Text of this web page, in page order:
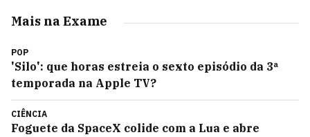
Mais na Exame
POP
'Silo': que horas estreia o sexto episódio da 3ª
temporada na Apple TV?
CIÊNCIA
Foguete da SpaceX colide com a Lua e abre